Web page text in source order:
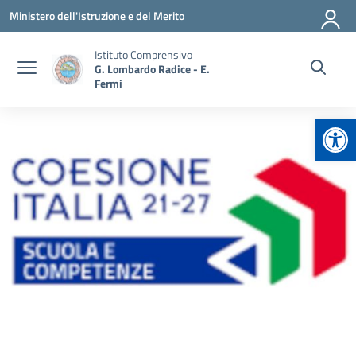
Vai ai contenuti
Vai al menu di navigazione
Vai al footer
Ministero dell'Istruzione e del Merito
Istituto Comprensivo
G. Lombardo Radice - E.
Fermi